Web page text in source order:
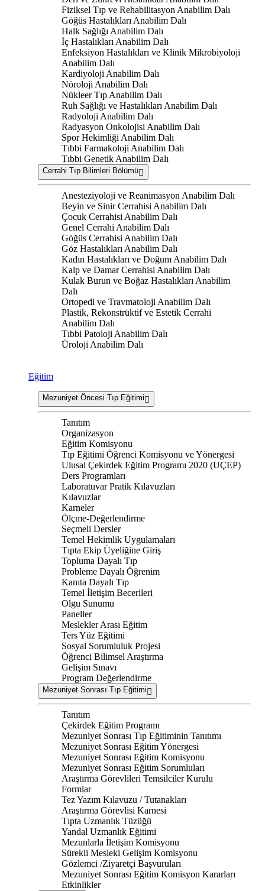
Fiziksel Tıp ve Rehabilitasyon Anabilim Dalı
Göğüs Hastalıkları Anabilim Dalı
Halk Sağlığı Anabilim Dalı
İç Hastalıkları Anabilim Dalı
Enfeksiyon Hastalıkları ve Klinik Mikrobiyoloji
Anabilim Dalı
Kardiyoloji Anabilim Dalı
Nöroloji Anabilim Dalı
Nükleer Tıp Anabilim Dalı
Ruh Sağlığı ve Hastalıkları Anabilim Dalı
Radyoloji Anabilim Dalı
Radyasyon Onkolojisi Anabilim Dalı
Spor Hekimliği Anabilim Dalı
Tıbbi Farmakoloji Anabilim Dalı
Tıbbi Genetik Anabilim Dalı
Cerrahi Tıp Bilimleri Bölümü
Anesteziyoloji ve Reanimasyon Anabilim Dalı
Beyin ve Sinir Cerrahisi Anabilim Dalı
Çocuk Cerrahisi Anabilim Dalı
Genel Cerrahi Anabilim Dalı
Göğüs Cerrahisi Anabilim Dalı
Göz Hastalıkları Anabilim Dalı
Kadın Hastalıkları ve Doğum Anabilim Dalı
Kalp ve Damar Cerrahisi Anabilim Dalı
Kulak Burun ve Boğaz Hastalıkları Anabilim
Dalı
Ortopedi ve Travmatoloji Anabilim Dalı
Plastik, Rekonstrüktif ve Estetik Cerrahi
Anabilim Dalı
Tıbbi Patoloji Anabilim Dalı
Üroloji Anabilim Dalı
Eğitim
Mezuniyet Öncesi Tıp Eğitimi
Tanıtım
Organizasyon
Eğitim Komisyonu
Tıp Eğitimi Öğrenci Komisyonu ve Yönergesi
Ulusal Çekirdek Eğitim Programı 2020 (UÇEP)
Ders Programları
Laboratuvar Pratik Kılavuzları
Kılavuzlar
Karneler
Ölçme-Değerlendirme
Seçmeli Dersler
Temel Hekimlik Uygulamaları
Tıpta Ekip Üyeliğine Giriş
Topluma Dayalı Tıp
Probleme Dayalı Öğrenim
Kanıta Dayalı Tıp
Temel İletişim Becerileri
Olgu Sunumu
Paneller
Meslekler Arası Eğitim
Ters Yüz Eğitimi
Sosyal Sorumluluk Projesi
Öğrenci Bilimsel Araştırma
Gelişim Sınavı
Program Değerlendirme
Mezuniyet Sonrası Tıp Eğitimi
Tanıtım
Çekirdek Eğitim Programı
Mezuniyet Sonrası Tıp Eğitiminin Tanıtımı
Mezuniyet Sonrası Eğitim Yönergesi
Mezuniyet Sonrası Eğitim Komisyonu
Mezuniyet Sonrası Eğitim Sorumluları
Araştırma Görevlileri Temsilciler Kurulu
Formlar
Tez Yazım Kılavuzu / Tutanakları
Araştırma Görevlisi Karnesi
Tıpta Uzmanlık Tüzüğü
Yandal Uzmanlık Eğitimi
Mezunlarla İletişim Komisyonu
Sürekli Mesleki Gelişim Komisyonu
Gözlemci /Ziyaretçi Başvuruları
Mezuniyet Sonrası Eğitim Komisyon Kararları
Etkinlikler